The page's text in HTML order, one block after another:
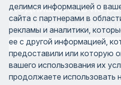
Подпишитесь на
Получать новые предложения
Email
делимся информацией о
сайта с партнерами в
рекламы и аналитики,
ее с другой информацией,
предоставили или которую
вашего использования их
продолжаете использовать